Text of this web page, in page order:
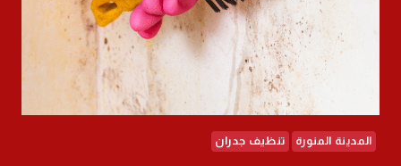
المدينة المنورة تنظيف جدران